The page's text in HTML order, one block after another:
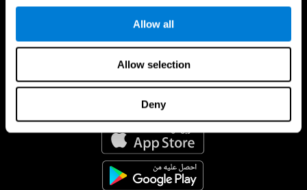
Allow all
Allow selection
Denyتطبيق CogniFit